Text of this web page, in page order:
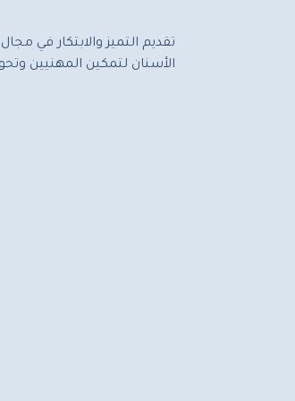
تقديم التميز والابتكار في
الأسنان لتمكين المهنيين